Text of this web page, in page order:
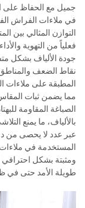
جميل مع الحفاظ على
التوازن المثالي بين
فعلياً من التهوية
جودة الألياف بشكل
نقاط الضعف
المطبقة على ملاءات
مما يضمن ثبات
الصباغة المقاومة
بالألياف، ما يمنع
عبر عدد لا يحصى من
المستخدمة في
ومثبتة بشكل احترافي
طويلة الأمد حتى في